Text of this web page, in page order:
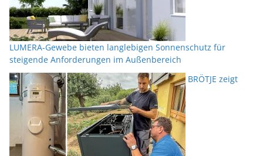
LUMERA-Gewebe bieten langlebigen Sonnenschutz für
steigende Anforderungen im Außenbereich
BRÖTJE zeigt